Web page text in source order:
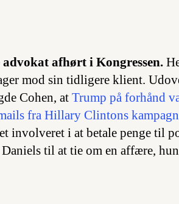
afhørt i Kongressen.
mod sin tidligere klient.
Cohen, at Trump på forhånd
fra Hillary Clintons
involveret i at betale penge til
til at tie om en affære,